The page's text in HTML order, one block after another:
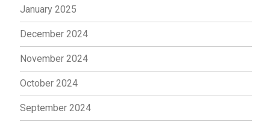
January 2025
December 2024
November 2024
October 2024
September 2024